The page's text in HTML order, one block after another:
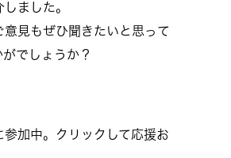
ました。
意見もぜひ聞きたいと思って
でしょうか？
参加中。クリックして応援お